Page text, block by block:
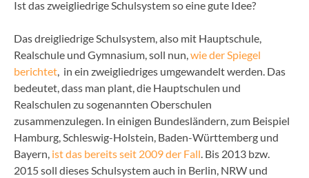
Ist das zweigliedrige Schulsystem so eine gute Idee?
Das dreigliedrige Schulsystem, also mit Hauptschule,
Realschule und Gymnasium, soll nun,wie der Spiegel
berichtet, in ein zweigliedriges umgewandelt werden. Das
bedeutet, dass man plant, die Hauptschulen und
Realschulen zu sogenannten Oberschulen
zusammenzulegen. In einigen Bundesländern, zum Beispiel
Hamburg, Schleswig-Holstein, Baden-Württemberg und
Bayern, ist das bereits seit 2009 der Fall. Bis 2013 bzw.
2015 soll dieses Schulsystem auch in Berlin, NRW und